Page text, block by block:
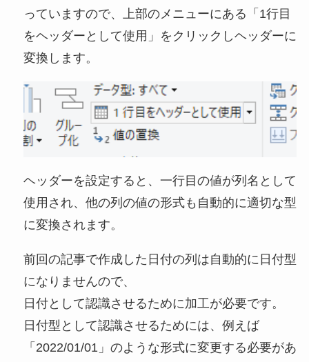
っていますので、上部のメニューにある「1行目
をヘッダーとして使用」をクリックしヘッダーに
変換します。
ヘッダーを設定すると、一行目の値が列名として
使用され、他の列の値の形式も自動的に適切な型
に変換されます。
前回の記事で作成した日付の列は自動的に日付型
になりませんので、
日付として認識させるために加工が必要です。
日付型として認識させるためには、例えば
「2022/01/01」のような形式に変更する必要があ